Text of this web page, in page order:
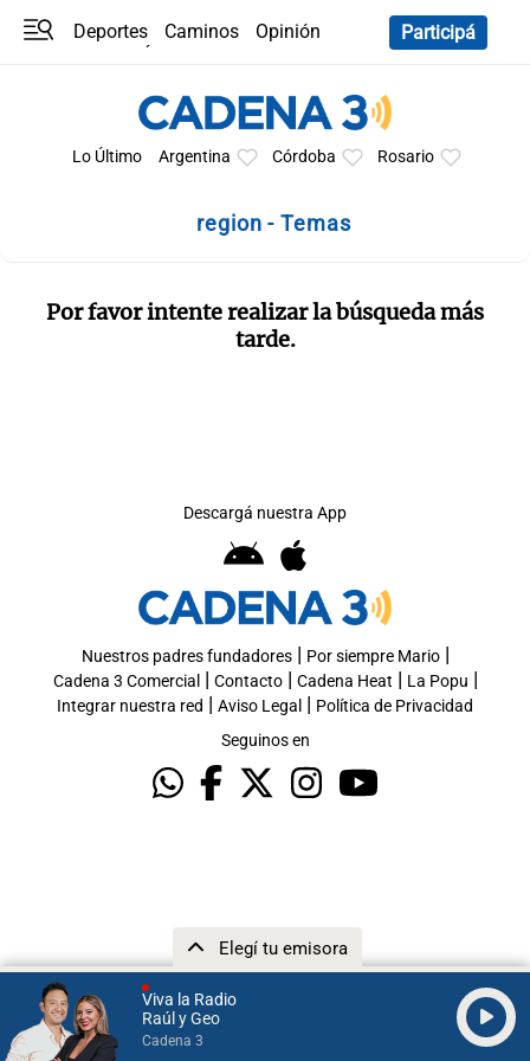
Viva la Radio
Raúl y Geo
Cadena 3
Elegí tu emisora
Deportes Caminos
Opinión
Participá
Lo Último Argentina Córdoba Rosario
region - Temas
Por favor intente realizar la búsqueda más
tarde.
Descargá nuestra App
Nuestros padres fundadores| Por siempre Mario|
Cadena 3 Comercial | Contacto| Cadena Heat | La Popu |
Integrar nuestra red | Aviso Legal | Política de Privacidad
Seguinos en